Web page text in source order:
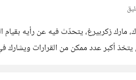
زكربيرغ، يتحدّث فيه عن رأيه
أكبر عدد ممكن من القرارات ويشارك